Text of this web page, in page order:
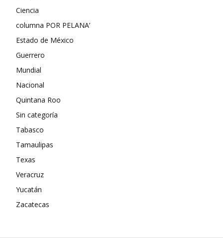
Ciencia
columna POR PELANA’
Estado de México
Guerrero
Mundial
Nacional
Quintana Roo
Sin categoría
Tabasco
Tamaulipas
Texas
Veracruz
Yucatán
Zacatecas